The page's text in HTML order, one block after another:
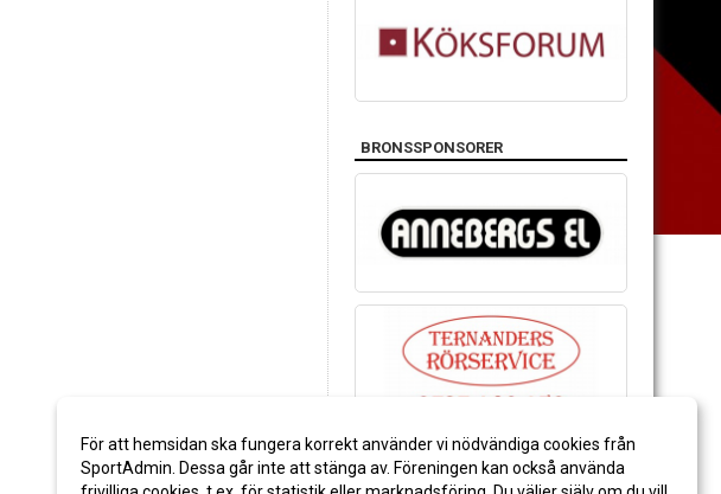
BRONSSPONSORER
För att hemsidan ska fungera korrekt använder vi nödvändiga cookies från
SportAdmin. Dessa går inte att stänga av. Föreningen kan också använda